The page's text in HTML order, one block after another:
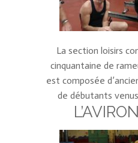
La section loisirs
cinquantaine de
est composée
de débutants